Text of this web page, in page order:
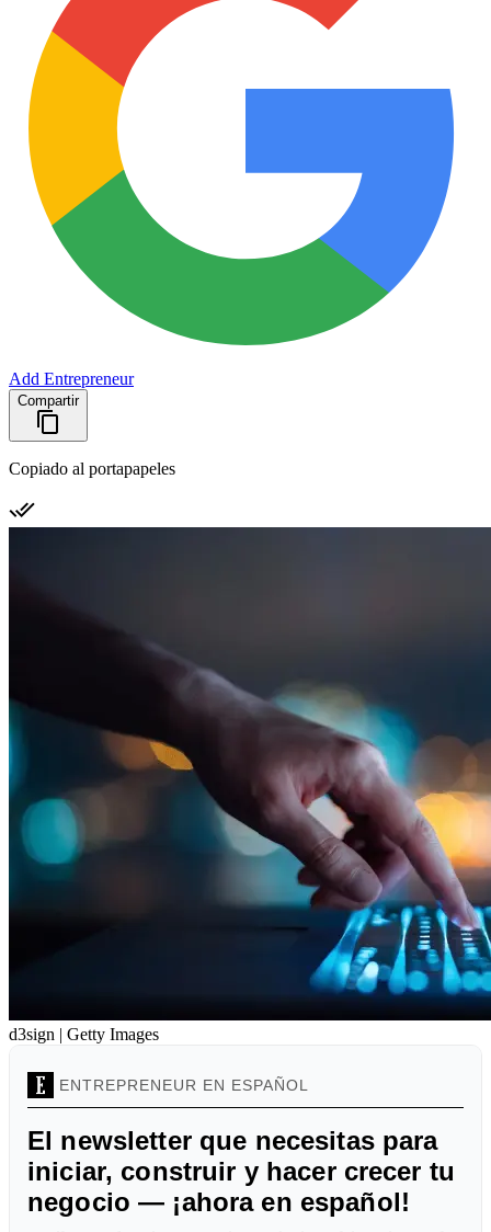
Add Entrepreneur
Compartir
Copiado al portapapeles
d3sign | Getty Images